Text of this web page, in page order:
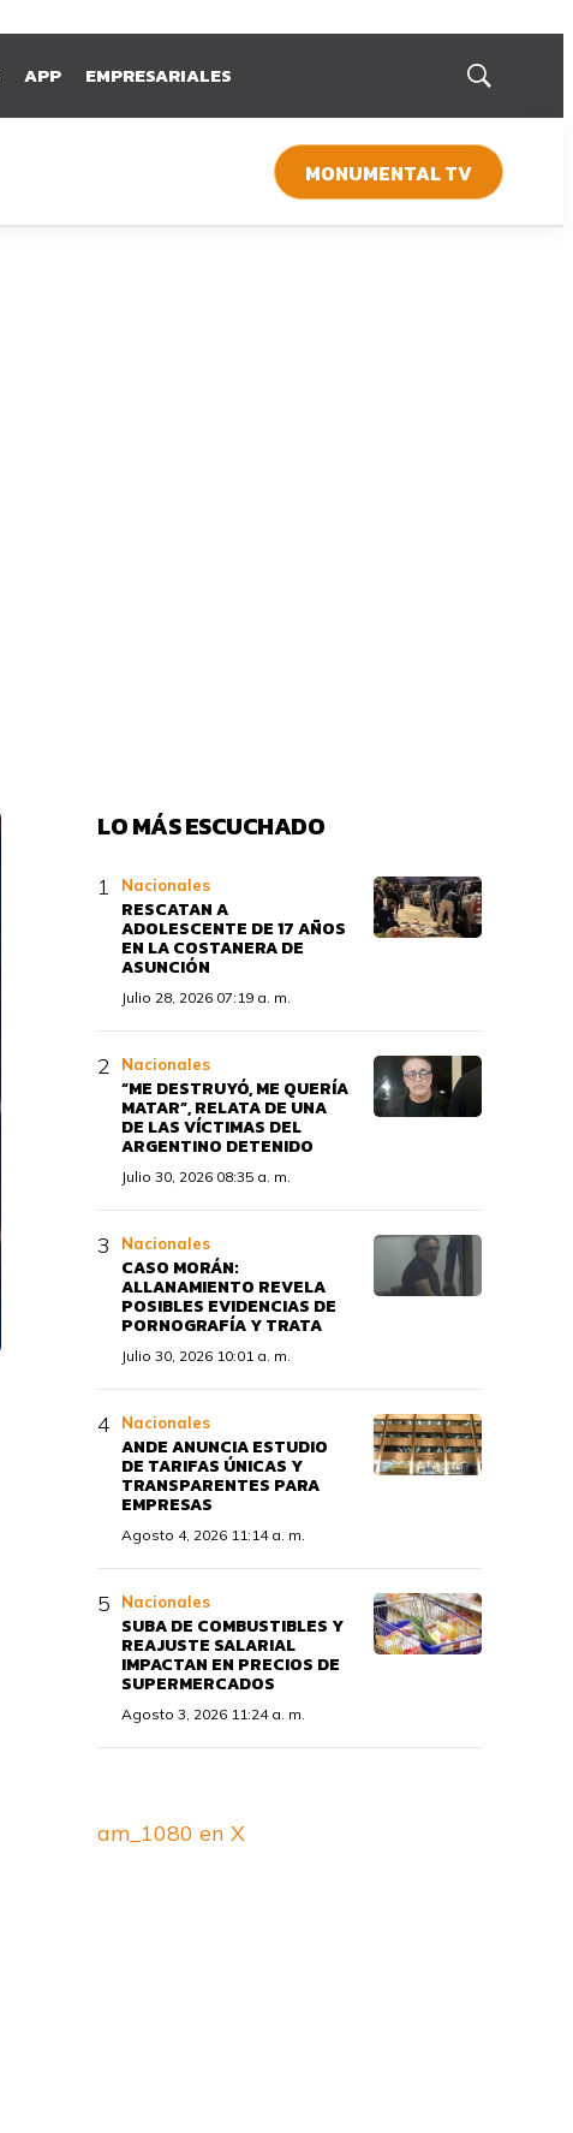
APP EMPRESARIALES
Mostrar
MONUMENTAL TV
LO MÁS ESCUCHADO
Nacionales
RESCATAN A
ADOLESCENTE DE 17 AÑOS
EN LA COSTANERA DE
ASUNCIÓN
Julio 28, 2026 07:19 a. m.
Nacionales
“ME DESTRUYÓ, ME QUERÍA
MATAR”, RELATA DE UNA
DE LAS VÍCTIMAS DEL
ARGENTINO DETENIDO
Julio 30, 2026 08:35 a. m.
Nacionales
CASO MORÁN:
ALLANAMIENTO REVELA
POSIBLES EVIDENCIAS DE
PORNOGRAFÍA Y TRATA
Julio 30, 2026 10:01 a. m.
Nacionales
ANDE ANUNCIA ESTUDIO
DE TARIFAS ÚNICAS Y
TRANSPARENTES PARA
EMPRESAS
Agosto 4, 2026 11:14 a. m.
Nacionales
SUBA DE COMBUSTIBLES Y
REAJUSTE SALARIAL
IMPACTAN EN PRECIOS DE
SUPERMERCADOS
Agosto 3, 2026 11:24 a. m.
am_1080 en X